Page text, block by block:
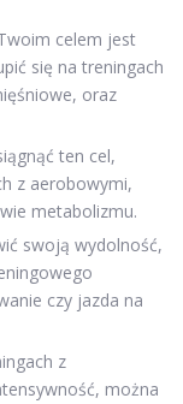
celem jest
się na treningach
oraz
ten cel,
z aerobowymi,
metabolizmu.
swoją wydolność,
czy jazda na
z
można